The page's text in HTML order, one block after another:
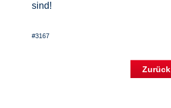
sind!
#3167
Zurück